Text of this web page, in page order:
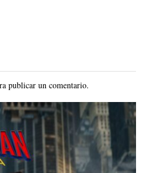
publicar un comentario.